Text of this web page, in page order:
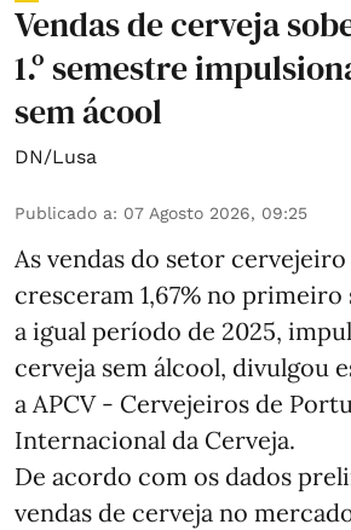
Vendas de cerveja
1.º semestre
sem ácool
DN/Lusa
Publicado a: 07 Agosto 2026, 09:25
As vendas do setor
cresceram 1,67% no primeiro
a igual período de 2025,
cerveja sem álcool, divulgou
a APCV - Cervejeiros de
Internacional da Cerveja.
De acordo com os dados
vendas de cerveja no